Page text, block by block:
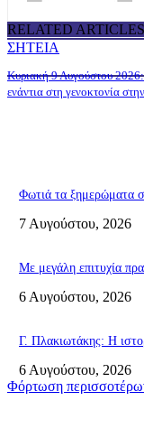
RELATED ARTICLES
ΣΗΤΕΙΑ
Κυριακή 9 Αυγούστου 2026:
ενάντια στη γενοκτονία
Φωτιά τα ξημερώματα
7 Αυγούστου, 2026
Με μεγάλη επιτυχία
6 Αυγούστου, 2026
Γ. Πλακιωτάκης: Η
6 Αυγούστου, 2026
Φόρτωση